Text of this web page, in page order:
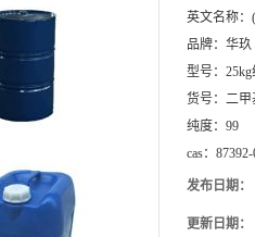
英文名称：
品牌： 华玖
型号：
货号： 二甲
纯度： 99
cas：
发布日期：
更新日期：